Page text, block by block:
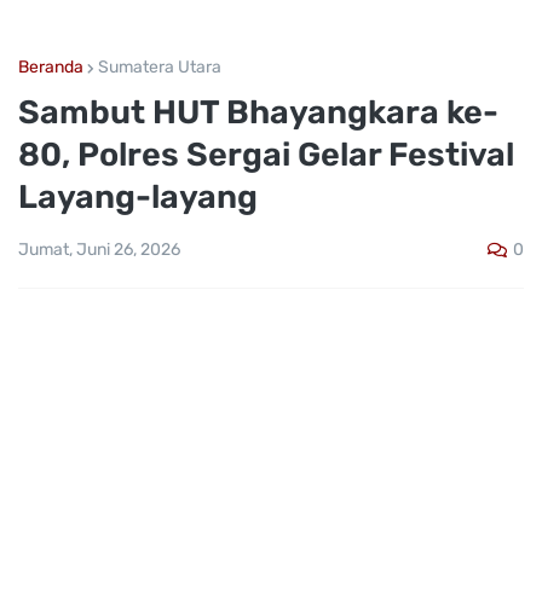
Beranda Sumatera Utara
Sambut HUT Bhayangkara ke-
80, Polres Sergai Gelar Festival
Layang-layang
Jumat, Juni 26, 2026 0